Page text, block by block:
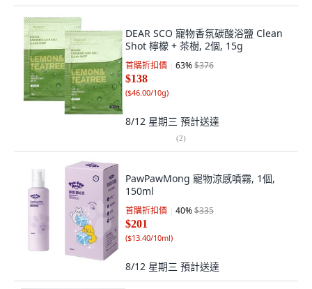
DEAR SCO 寵物香氛碳酸浴鹽 Clean
Shot 檸檬 + 茶樹, 2個, 15g
首購折扣價 63%$376
$138
($46.00/10g)
8/12 星期三 預計送達
(2)
PawPawMong 寵物涼感噴霧, 1個,
150ml
首購折扣價 40%$335
$201
($13.40/10ml)
8/12 星期三 預計送達